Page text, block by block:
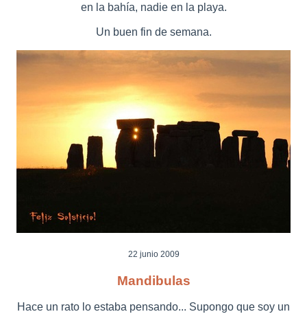
en la bahía, nadie en la playa.
Un buen fin de semana.
22 junio 2009
Mandibulas
Hace un rato lo estaba pensando... Supongo que soy un